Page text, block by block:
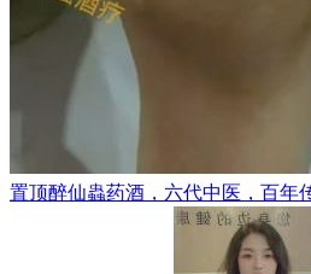
置顶醉仙蟲药酒，六代中医，百年